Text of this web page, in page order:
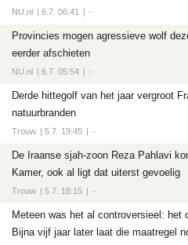
NU.nl 6.7. 06:41 ··
Provincies mogen agressieve wolf
eerder afschieten
NU.nl 6.7. 05:54 ··
Derde hittegolf van het jaar vergroot
natuurbranden
Trouw 5.7. 19:45 ··
De Iraanse sjah-zoon Reza Pahlavi
Kamer, ook al ligt dat uiterst gevoelig
Trouw 5.7. 18:15 ··
Meteen was het al controversieel: het
Bijna vijf jaar later laat die maatregel